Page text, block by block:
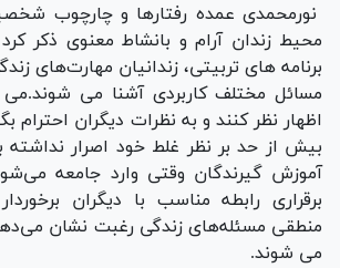
نورمحمدی عمده رفتارها و چارچوب
محیط زندان آرام و بانشاط معنوی ذكر
برنامه های تربیتی، زندانیان مهارت‌های
مسائل مختلف كاربردی آشنا می شوند.می
اظهار نظر کنند و به نظرات دیگران احترام
بیش از حد بر نظر غلط خود اصرار نداشته
آموزش گیرندگان وقتی وارد جامعه
برقراری رابطه مناسب با دیگران
منطقی مسئله‌های زندگی رغبت نشان
می شوند.